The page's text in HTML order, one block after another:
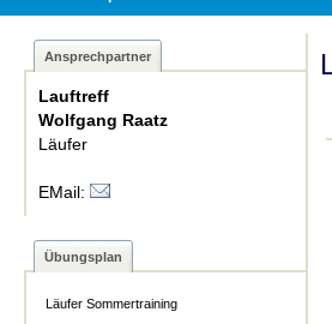
Ansprechpartner
Lauftreff
Wolfgang Raatz
Läufer
EMail:
Übungsplan
Läufer Sommertraining